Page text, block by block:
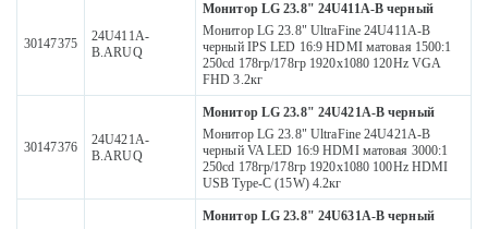
30147375
24U411A-
B.ARUQ
Монитор LG 23.8" 24U411A-B черный
Монитор LG 23.8" UltraFine 24U411A-B
черный IPS LED 16:9 HDMI матовая 1500:1
250cd 178гр/178гр 1920x1080 120Hz VGA
FHD 3.2кг
30147376
24U421A-
B.ARUQ
Монитор LG 23.8" 24U421A-B черный
Монитор LG 23.8" UltraFine 24U421A-B
черный VA LED 16:9 HDMI матовая 3000:1
250cd 178гр/178гр 1920x1080 100Hz HDMI
USB Type-C (15W) 4.2кг
Монитор LG 23.8" 24U631A-B черный